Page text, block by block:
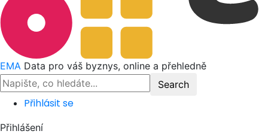
EMA Data pro váš byznys, online a přehledně
Přihlásit se
Přihlášení